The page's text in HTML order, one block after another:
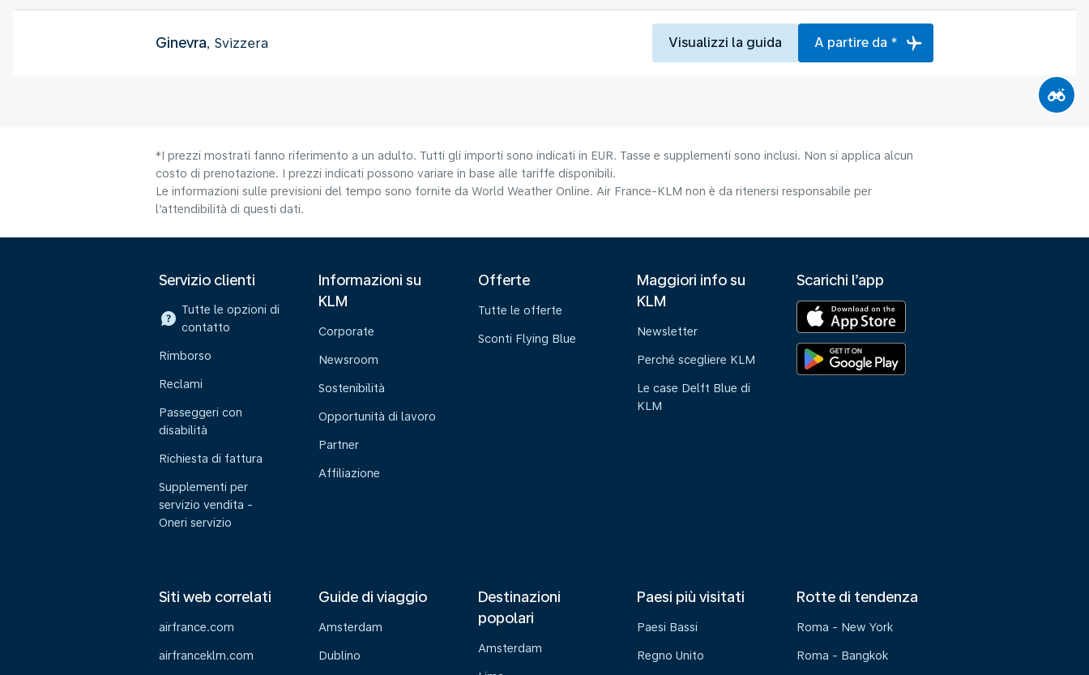
Ginevra, Svizzera Visualizzi la guida A partire da *
*I prezzi mostrati fanno riferimento a un adulto. Tutti gli importi sono indicati in EUR. Tasse e supplementi sono inclusi. Non si applica alcun
costo di prenotazione. I prezzi indicati possono variare in base alle tariffe disponibili.
Le informazioni sulle previsioni del tempo sono fornite da World Weather Online. Air France-KLM non è da ritenersi responsabile per
l’attendibilità di questi dati.
Servizio clienti
Tutte le opzioni di
contatto
Rimborso
Reclami
Passeggeri con
disabilità
Richiesta di fattura
Supplementi per
servizio vendita -
Oneri servizio
Informazioni su
KLM
Corporate
Newsroom
Sostenibilità
Opportunità di lavoro
Partner
Affiliazione
Offerte
Tutte le offerte
Sconti Flying Blue
Maggiori info su
KLM
Newsletter
Perché scegliere KLM
Le case Delft Blue di
KLM
Scarichi l’app
Siti web correlati
airfrance.com
airfranceklm.com
Guide di viaggio
Amsterdam
Dublino
Destinazioni
popolari
Amsterdam
Paesi più visitati
Paesi Bassi
Regno Unito
Rotte di tendenza
Roma - New York
Roma - Bangkok